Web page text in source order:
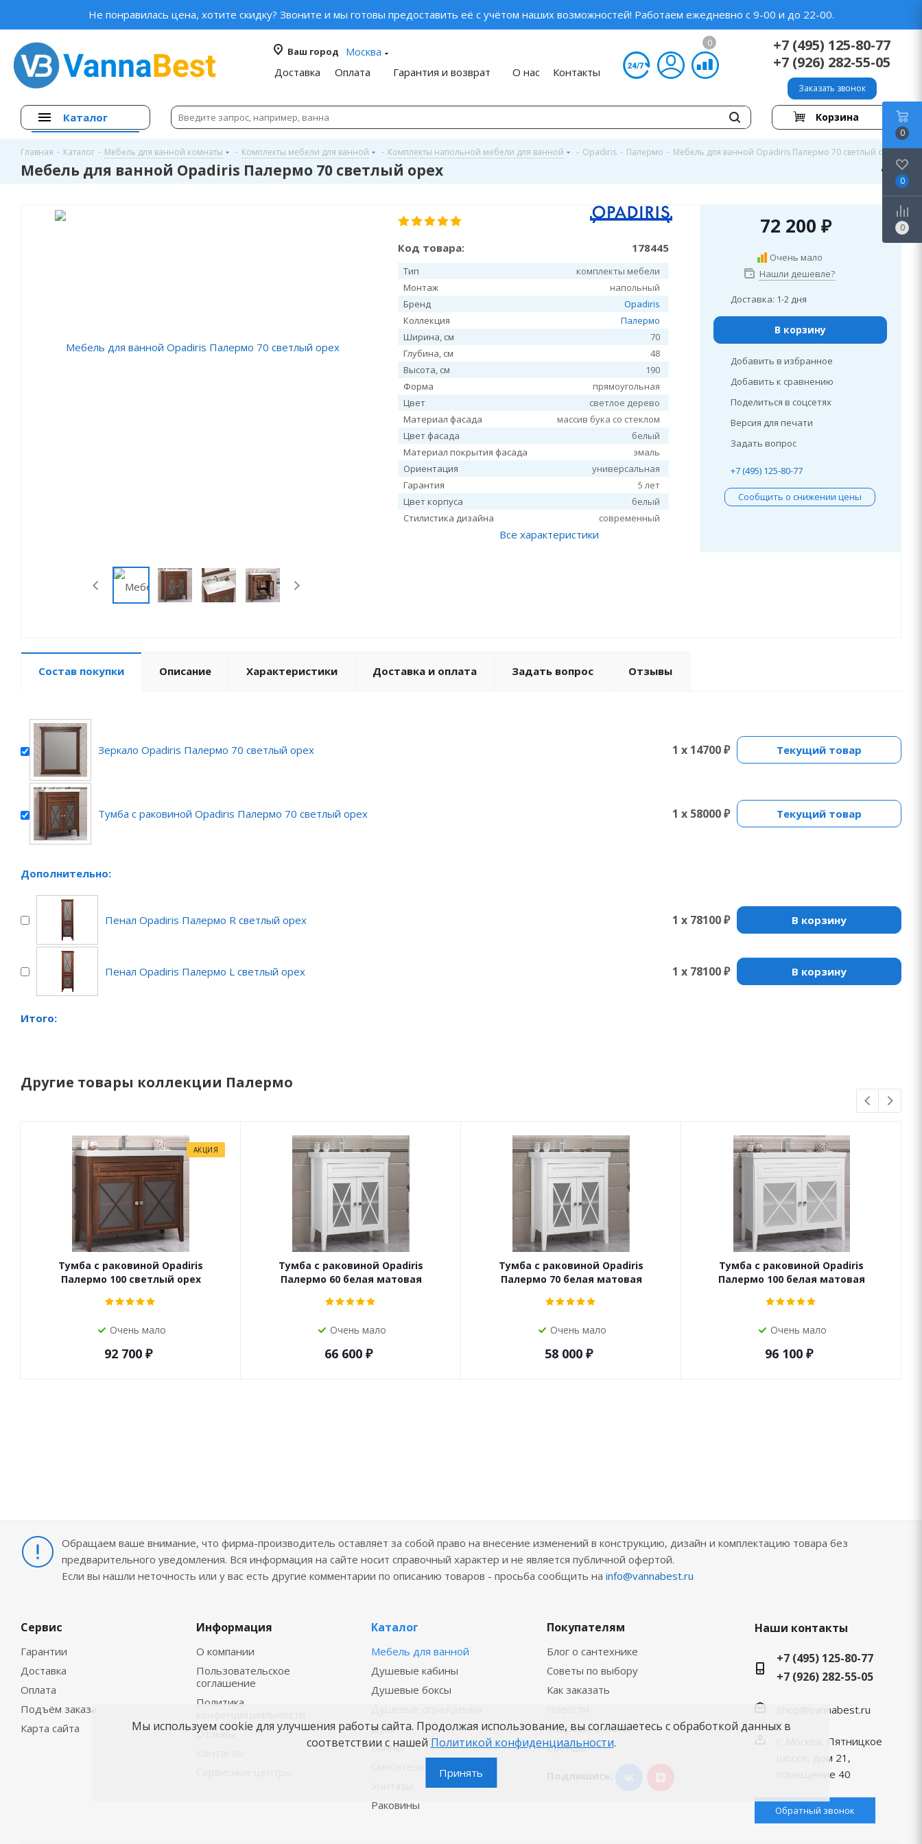
Не понравилась цена, хотите скидку? Звоните и мы готовы предоставить её с учётом наших возможностей! Работаем ежедневно с 9-00 и до 22-00.
Ваш город
Москва
Доставка
Оплата Гарантия и возврат О нас Контакты
0
+7 (495) 125-80-77
+7 (926) 282-55-05
Заказать звонок
Каталог Корзина
Главная - Каталог - Мебель для ванной комнаты - Комплекты мебели для ванной - Комплекты напольной мебели для ванной - Opadiris - Палермо - Мебель для ванной Opadiris Палермо 70 светлый орех
Мебель для ванной Opadiris Палермо 70 светлый орех
Код товара: 178445
Тип
комплекты мебели
Монтаж
напольный
Бренд
Opadiris
Коллекция
Палермо
Ширина, см
70
Глубина, см
48
Высота, см
190
Форма
прямоугольная
Цвет
светлое дерево
Материал фасада
массив бука со стеклом
Цвет фасада
белый
Материал покрытия фасада
эмаль
Ориентация
универсальная
Гарантия
5 лет
Цвет корпуса
белый
Стилистика дизайна
современный
Все характеристики
72 200 ₽
Очень мало
Нашли дешевле?
Доставка: 1-2 дня
В корзину
Добавить в избранное
Добавить к сравнению
Поделиться в соцсетях
Версия для печати
Задать вопрос
+7 (495) 125-80-77
Сообщить о снижении цены
Состав покупки Описание Характеристики Доставка и оплата Задать вопрос Отзывы
Зеркало Opadiris Палермо 70 светлый орех 1 x 14700 ₽ Текущий товар
Тумба с раковиной Opadiris Палермо 70 светлый орех 1 x 58000 ₽ Текущий товар
Дополнительно:
Пенал Opadiris Палермо R светлый орех 1 x 78100 ₽ В корзину
Пенал Opadiris Палермо L светлый орех 1 x 78100 ₽ В корзину
Итого:
Другие товары коллекции Палермо
АКЦИЯ
Тумба с раковиной Opadiris
Палермо 100 светлый орех
Очень мало
92 700 ₽
Тумба с раковиной Opadiris
Палермо 60 белая матовая
Очень мало
66 600 ₽
Тумба с раковиной Opadiris
Палермо 70 белая матовая
Очень мало
58 000 ₽
Тумба с раковиной Opadiris
Палермо 100 белая матовая
Очень мало
96 100 ₽
Обращаем ваше внимание, что фирма-производитель оставляет за собой право на внесение изменений в конструкцию, дизайн и комплектацию товара без
предварительного уведомления. Вся информация на сайте носит справочный характер и не является публичной офертой.
Если вы нашли неточность или у вас есть другие комментарии по описанию товаров - просьба сообщить на info@vannabest.ru
Сервис
Гарантии
Доставка
Оплата
Подъём заказа
Карта сайта
Информация
О компании
Пользовательское
соглашение
Политика
Отзывы
Каталог
Мебель для ванной
Душевые кабины
Душевые боксы
Душ
Ванны
Раковины
Покупателям
Блог о сантехнике
Советы по выбору
Как заказать
Вопросы-ответы
Бренды
Наши контакты
+7 (495) 125-80-77
+7 (926) 282-55-05
shop@vannabest.ru
г. Москва, Пятницкое
шоссе, дом 21,
помещение 40
Обратный звонок
0
0
0
Мы используем cookie для улучшения работы сайта. Продолжая использование, вы соглашаетесь с обработкой данных в
соответствии с нашей Политикой конфиденциальности.
Принять